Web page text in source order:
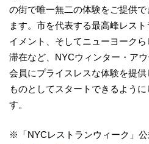
の街で唯一無二の体験をご提供
ます。市を代表する最高峰レス
イメント、そしてニューヨーク
滞在など、NYCウィンター・ア
会員にプライスレスな体験を提
ものとしてスタートできるよう
す。
※「NYCレストランウィーク」